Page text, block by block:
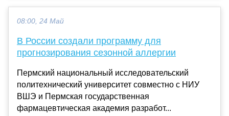
08:00, 24 Май
В России создали программу для
прогнозирования сезонной аллергии
Пермский национальный исследовательский
политехнический университет совместно с НИУ
ВШЭ и Пермская государственная
фармацевтическая академия разработ...